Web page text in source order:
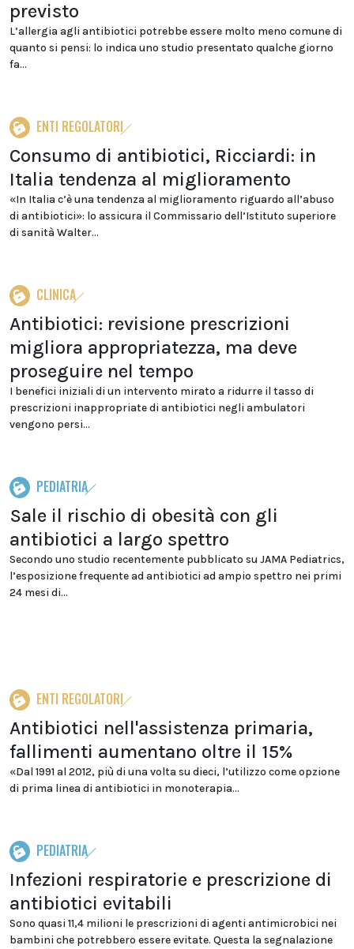
previsto
L’allergia agli antibiotici potrebbe essere molto meno comune di
quanto si pensi: lo indica uno studio presentato qualche giorno
fa...
ENTI REGOLATORI
Consumo di antibiotici, Ricciardi: in
Italia tendenza al miglioramento
«In Italia c’è una tendenza al miglioramento riguardo all’abuso
di antibiotici»: lo assicura il Commissario dell’Istituto superiore
di sanità Walter...
CLINICA
Antibiotici: revisione prescrizioni
migliora appropriatezza, ma deve
proseguire nel tempo
I benefici iniziali di un intervento mirato a ridurre il tasso di
prescrizioni inappropriate di antibiotici negli ambulatori
vengono persi...
PEDIATRIA
Sale il rischio di obesità con gli
antibiotici a largo spettro
Secondo uno studio recentemente pubblicato su JAMA Pediatrics,
l’esposizione frequente ad antibiotici ad ampio spettro nei primi
24 mesi di...
ENTI REGOLATORI
Antibiotici nell'assistenza primaria,
fallimenti aumentano oltre il 15%
«Dal 1991 al 2012, più di una volta su dieci, l’utilizzo come opzione
di prima linea di antibiotici in monoterapia...
PEDIATRIA
Infezioni respiratorie e prescrizione di
antibiotici evitabili
Sono quasi 11,4 milioni le prescrizioni di agenti antimicrobici nei
bambini che potrebbero essere evitate. Questa la segnalazione